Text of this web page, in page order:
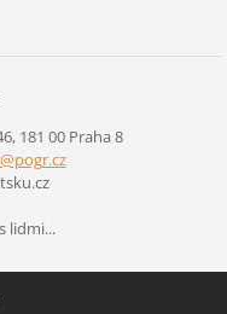
181 00 Praha 8
r.cz
lidmi...